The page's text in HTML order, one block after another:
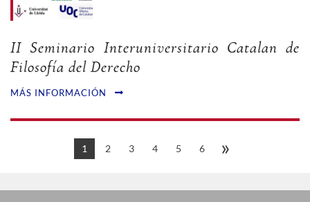
II Seminario Interuniversitario Catalan de
Filosofía del Derecho
MÁS INFORMACIÓN
1 2 3 4 5 6 »